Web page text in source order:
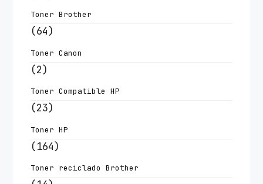
Toner Brother
(64)
Toner Canon
(2)
Toner Compatible HP
(23)
Toner HP
(164)
Toner reciclado Brother